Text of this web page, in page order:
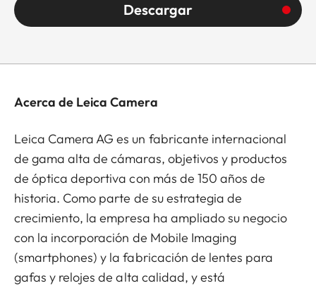
Descargar
Acerca de Leica Camera
Leica Camera AG es un fabricante internacional
de gama alta de cámaras, objetivos y productos
de óptica deportiva con más de 150 años de
historia. Como parte de su estrategia de
crecimiento, la empresa ha ampliado su negocio
con la incorporación de Mobile Imaging
(smartphones) y la fabricación de lentes para
gafas y relojes de alta calidad, y está